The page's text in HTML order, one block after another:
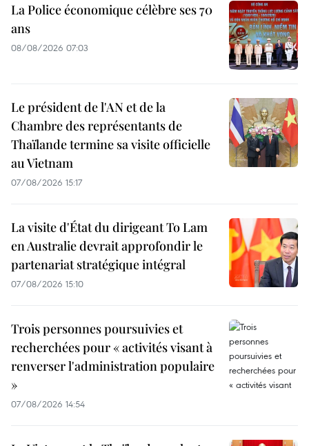
La Police économique célèbre ses 70
ans
08/08/2026 07:03
Le président de l'AN et de la
Chambre des représentants de
Thaïlande termine sa visite officielle
au Vietnam
07/08/2026 15:17
La visite d'État du dirigeant To Lam
en Australie devrait approfondir le
partenariat stratégique intégral
07/08/2026 15:10
Trois personnes poursuivies et
recherchées pour « activités visant à
renverser l'administration populaire
»
07/08/2026 14:54